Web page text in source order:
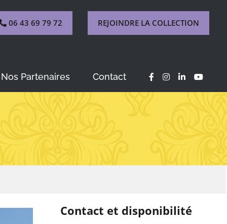
06 43 69 79 72 REJOINDRE LA COLLECTION
Nos Partenaires Contact
Contact et disponibilité